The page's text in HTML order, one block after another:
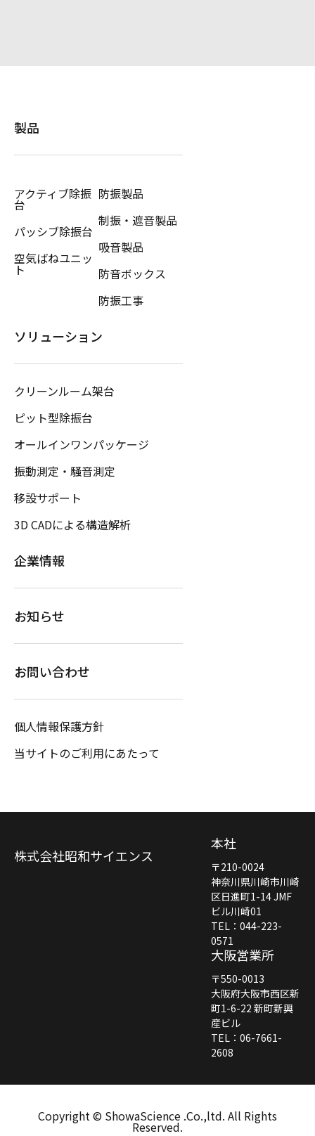
製品
アクティブ除振
台
パッシブ除振台
空気ばねユニッ
ト
防振製品
制振・遮音製品
吸音製品
防音ボックス
防振工事
ソリューション
クリーンルーム架台
ピット型除振台
オールインワンパッケージ
振動測定・騒音測定
移設サポート
3D CADによる構造解析
企業情報
お知らせ
お問い合わせ
個人情報保護方針
当サイトのご利用にあたって
株式会社昭和サイエンス
本社
〒210-0024
神奈川県川崎市川崎
区日進町1-14 JMF
ビル川崎01
TEL：044-223-
0571
大阪営業所
〒550-0013
大阪府大阪市西区新
町1-6-22 新町新興
産ビル
TEL：06-7661-
2608
Copyright © ShowaScience .Co.,ltd. All Rights
Reserved.